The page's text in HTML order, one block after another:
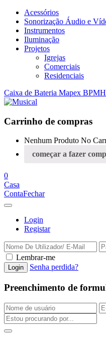
Acessórios
Sonorização Áudio e
Instrumentos
Iluminação
Projetos
Igrejas
Comerciais
Residenciais
Caixa de Bateria Mapex
Carrinho de compras
Nenhum Produto No
começar a fazer
0
Casa
ContaFechar
Login
Registar
Lembrar-me
Senha perdida?
Preenchimento de